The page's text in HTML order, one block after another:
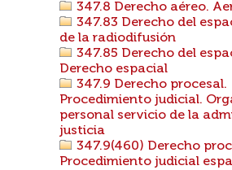
347.8 Derecho aéreo.
347.83 Derecho del
de la radiodifusión
347.85 Derecho del
Derecho espacial
347.9 Derecho procesal.
Procedimiento judicial.
personal servicio de la
justicia
347.9(460) Derecho
Procedimiento judicial